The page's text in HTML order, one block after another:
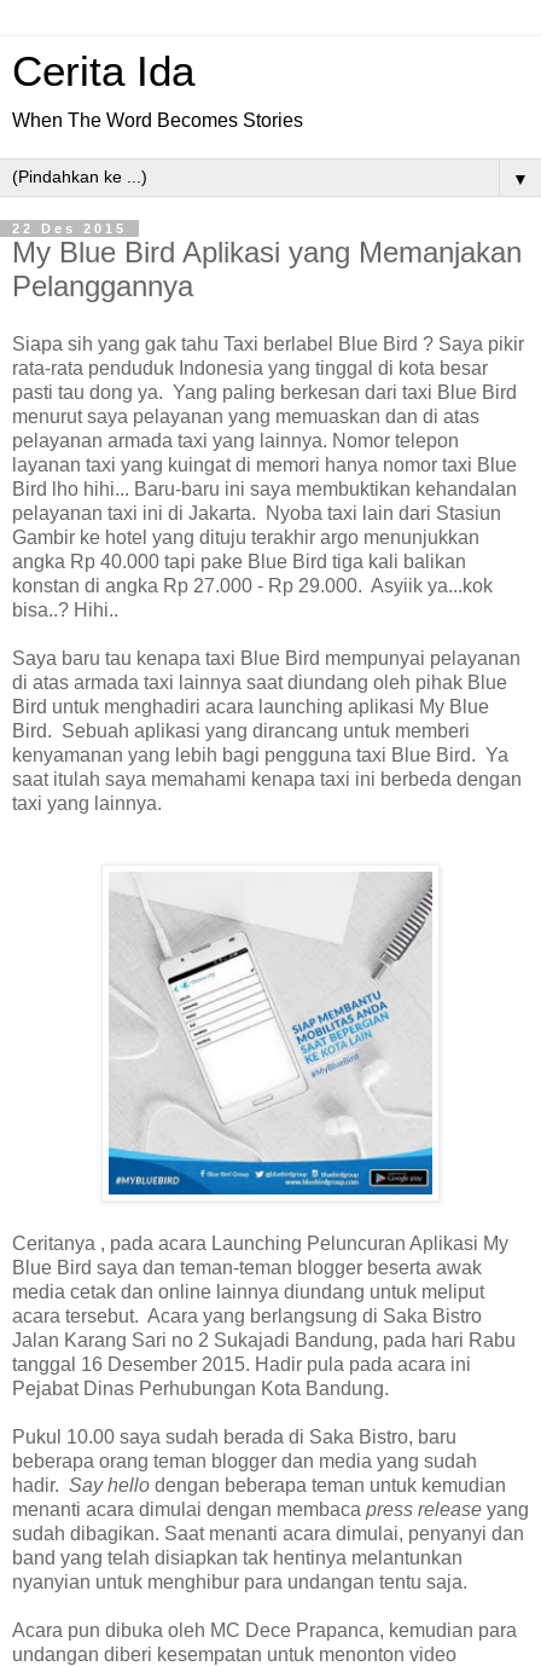
Cerita Ida
When The Word Becomes Stories
▼
22 Des 2015
My Blue Bird Aplikasi yang Memanjakan
Pelanggannya
Siapa sih yang gak tahu Taxi berlabel Blue Bird ? Saya pikir
rata-rata penduduk Indonesia yang tinggal di kota besar
pasti tau dong ya. Yang paling berkesan dari taxi Blue Bird
menurut saya pelayanan yang memuaskan dan di atas
pelayanan armada taxi yang lainnya. Nomor telepon
layanan taxi yang kuingat di memori hanya nomor taxi Blue
Bird lho hihi... Baru-baru ini saya membuktikan kehandalan
pelayanan taxi ini di Jakarta. Nyoba taxi lain dari Stasiun
Gambir ke hotel yang dituju terakhir argo menunjukkan
angka Rp 40.000 tapi pake Blue Bird tiga kali balikan
konstan di angka Rp 27.000 - Rp 29.000. Asyiik ya...kok
bisa..? Hihi..
Saya baru tau kenapa taxi Blue Bird mempunyai pelayanan
di atas armada taxi lainnya saat diundang oleh pihak Blue
Bird untuk menghadiri acara launching aplikasi My Blue
Bird. Sebuah aplikasi yang dirancang untuk memberi
kenyamanan yang lebih bagi pengguna taxi Blue Bird. Ya
saat itulah saya memahami kenapa taxi ini berbeda dengan
taxi yang lainnya.
Ceritanya , pada acara Launching Peluncuran Aplikasi My
Blue Bird saya dan teman-teman blogger beserta awak
media cetak dan online lainnya diundang untuk meliput
acara tersebut. Acara yang berlangsung di Saka Bistro
Jalan Karang Sari no 2 Sukajadi Bandung, pada hari Rabu
tanggal 16 Desember 2015. Hadir pula pada acara ini
Pejabat Dinas Perhubungan Kota Bandung.
Pukul 10.00 saya sudah berada di Saka Bistro, baru
beberapa orang teman blogger dan media yang sudah
hadir. Say hello dengan beberapa teman untuk kemudian
menanti acara dimulai dengan membaca press release yang
sudah dibagikan. Saat menanti acara dimulai, penyanyi dan
band yang telah disiapkan tak hentinya melantunkan
nyanyian untuk menghibur para undangan tentu saja.
Acara pun dibuka oleh MC Dece Prapanca, kemudian para
undangan diberi kesempatan untuk menonton video